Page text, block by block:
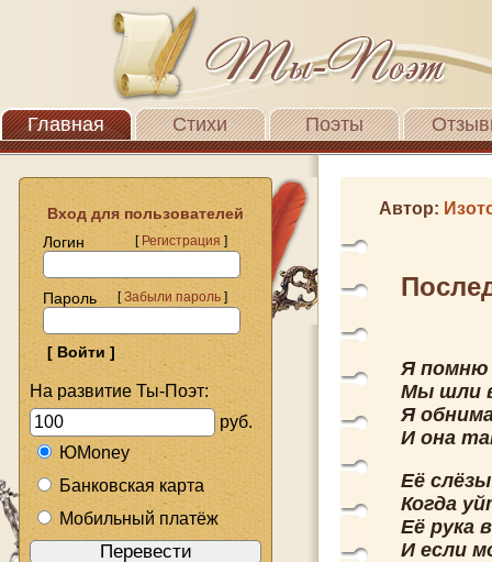
Главная Стихи Поэты
Вход для пользователей
Логин
[Регистрация]
Пароль [Забыли пароль]
На развитие Ты-Поэт:
руб.
ЮMoney
Банковская карта
Мобильный платёж
Автор:
Я помню
Мы шли
Я
И она
Её
Когда
Её рука
И если